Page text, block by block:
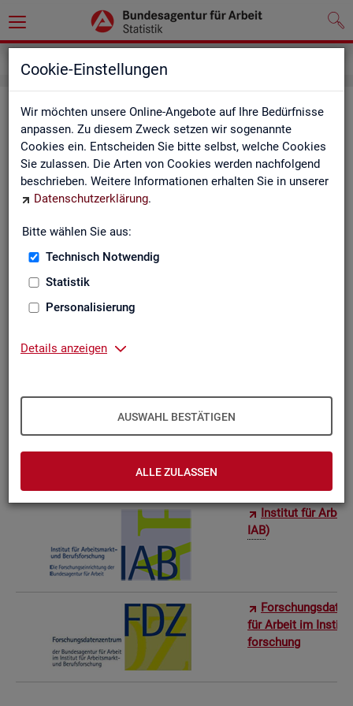
Cookie-Einstellungen
Wir möchten unsere Online-Angebote auf Ihre Bedürfnisse
anpassen. Zu diesem Zweck setzen wir sogenannte
Cookies ein. Entscheiden Sie bitte selbst, welche Cookies
Sie zulassen. Die Arten von Cookies werden nachfolgend
beschrieben. Weitere Informationen erhalten Sie in unserer
Datenschutzerklärung.
Bitte wählen Sie aus:
Technisch Notwendig
Statistik
Personalisierung
Details anzeigen
AUSWAHL BESTÄTIGEN
ALLE ZULASSEN
Wei­te­re Sta­tis­tik­an­ge­bo­te
Hier er­hal­ten Sie eine Aus­wahl wei­te­rer Sta­tis­tik­an­ge­bo­te an­
de­rer In­sti­tu­tio­nen:
In­sti­tut für
IAB)
für Ar­beit im
for­schung